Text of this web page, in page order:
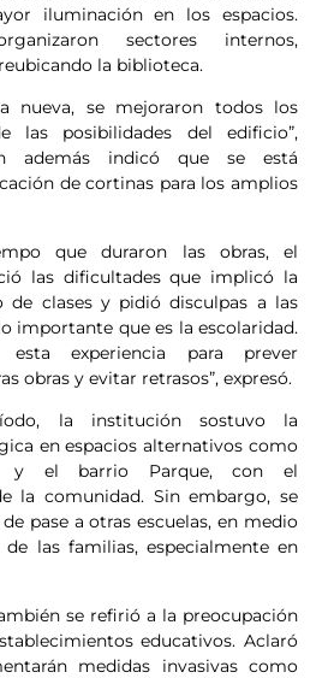
iluminación en los espacios.
sectores internos,
la biblioteca.
nueva, se mejoraron todos los
las posibilidades del edificio”,
además indicó que se está
de cortinas para los amplios
que duraron las obras, el
las dificultades que implicó la
de clases y pidió disculpas a las
importante que es la escolaridad.
experiencia para prever
obras y evitar retrasos”, expresó.
la institución sostuvo la
en espacios alternativos como
y el barrio Parque, con el
la comunidad. Sin embargo, se
pase a otras escuelas, en medio
las familias, especialmente en
se refirió a la preocupación
educativos. Aclaró
medidas invasivas como